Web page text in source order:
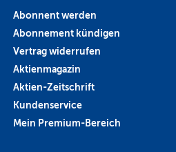
Abonnent werden
Abonnement kündigen
Vertrag widerrufen
Aktienmagazin
Aktien-Zeitschrift
Kundenservice
Mein Premium-Bereich